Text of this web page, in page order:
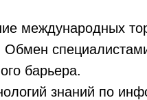
международных
Обмен
барьера.
знаний по